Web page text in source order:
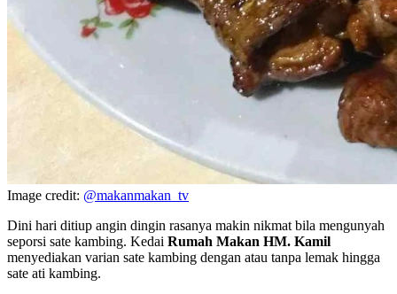
Image credit: @makanmakan_tv
Dini hari ditiup angin dingin rasanya makin nikmat bila mengunyah
seporsi sate kambing. Kedai Rumah Makan HM. Kamil
menyediakan varian sate kambing dengan atau tanpa lemak hingga
sate ati kambing.